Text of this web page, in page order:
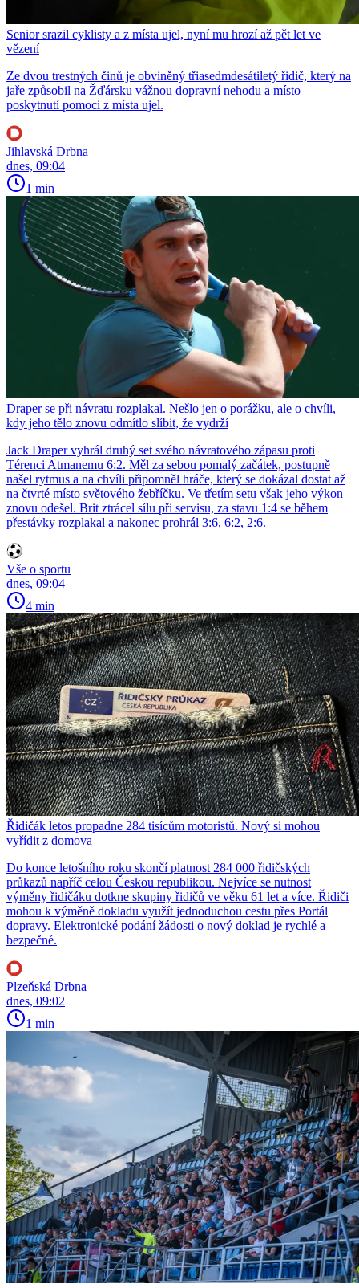
Senior srazil cyklisty a z místa ujel, nyní mu hrozí až pět let ve
vězení
Ze dvou trestných činů je obviněný třiasedmdesátiletý řidič, který na
jaře způsobil na Žďársku vážnou dopravní nehodu a místo
poskytnutí pomoci z místa ujel.
Jihlavská Drbna
dnes, 09:04
1 min
Draper se při návratu rozplakal. Nešlo jen o porážku, ale o chvíli,
kdy jeho tělo znovu odmítlo slíbit, že vydrží
Jack Draper vyhrál druhý set svého návratového zápasu proti
Térenci Atmanemu 6:2. Měl za sebou pomalý začátek, postupně
našel rytmus a na chvíli připomněl hráče, který se dokázal dostat až
na čtvrté místo světového žebříčku. Ve třetím setu však jeho výkon
znovu odešel. Brit ztrácel sílu při servisu, za stavu 1:4 se během
přestávky rozplakal a nakonec prohrál 3:6, 6:2, 2:6.
Vše o sportu
dnes, 09:04
4 min
Řidičák letos propadne 284 tisícům motoristů. Nový si mohou
vyřídit z domova
Do konce letošního roku skončí platnost 284 000 řidičských
průkazů napříč celou Českou republikou. Nejvíce se nutnost
výměny řidičáku dotkne skupiny řidičů ve věku 61 let a více. Řidiči
mohou k výměně dokladu využít jednoduchou cestu přes Portál
dopravy. Elektronické podání žádosti o nový doklad je rychlé a
bezpečné.
Plzeňská Drbna
dnes, 09:02
1 min